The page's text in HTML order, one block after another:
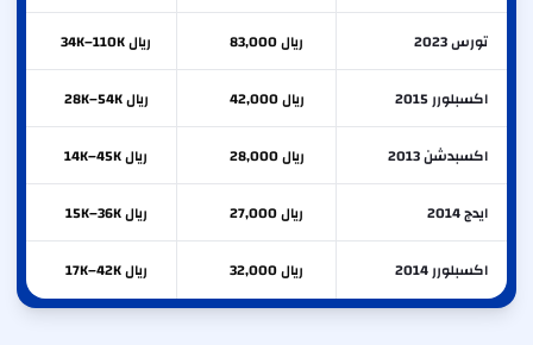
تورس 2023 ريال 83,000 ريال 34K–110K
اكسبلورر 2015 ريال 42,000 ريال 28K–54K
اكسبدشن 2013 ريال 28,000 ريال 14K–45K
ايدج 2014 ريال 27,000 ريال 15K–36K
اكسبلورر 2014 ريال 32,000 ريال 17K–42K